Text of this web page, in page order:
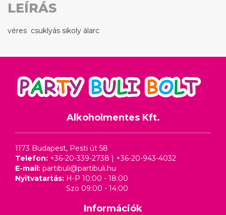
LEÍRÁS
véres csuklyás sikoly álarc
Alkoholmentes Kft.
1173 Budapest, Pesti út 58
Telefon: +36-20-339-2738 | +36-20-943-4032
E-mail: partibuli@partibuli.hu
Nyitvatartás: H-P 10:00 - 18:00
Szo 09:00 - 14:00
Információk